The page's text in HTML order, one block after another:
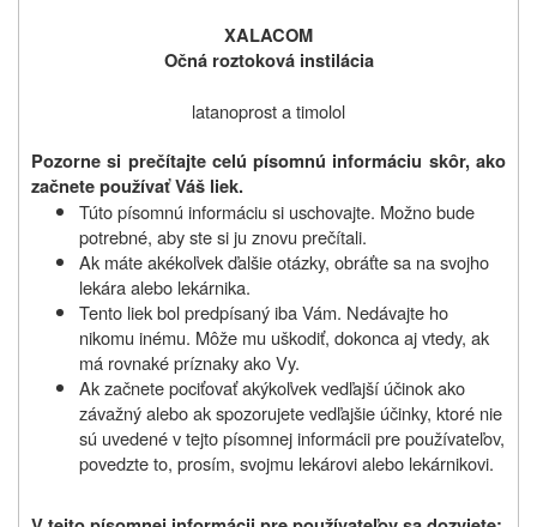
XALACOM
Očná roztoková instilácia
latanoprost a timolol
Pozorne si prečítajte celú písomnú informáciu skôr, ako
začnete používať Váš liek.
Túto písomnú informáciu si uschovajte. Možno bude
potrebné, aby ste si ju znovu prečítali.
Ak máte akékoľvek ďalšie otázky, obráťte sa na svojho
lekára alebo lekárnika.
Tento liek bol predpísaný iba Vám. Nedávajte ho
nikomu inému. Môže mu uškodiť, dokonca aj vtedy, ak
má rovnaké príznaky ako Vy.
Ak začnete pociťovať akýkoľvek vedľajší účinok ako
závažný alebo ak spozorujete vedľajšie účinky, ktoré nie
sú uvedené v tejto písomnej informácii pre používateľov,
povedzte to, prosím, svojmu lekárovi alebo lekárnikovi.